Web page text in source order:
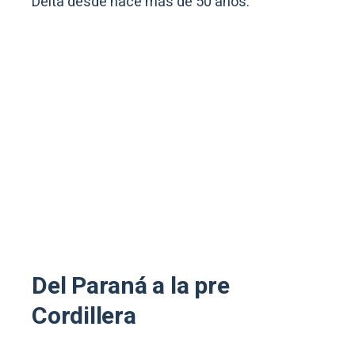
Del Paraná a la pre
Cordillera